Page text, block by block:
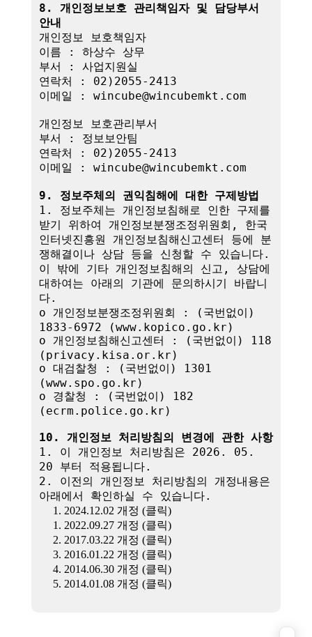
8. 개인정보보호 관리책임자 및 담당부서
안내
개인정보 보호책임자
이름 : 하상수 상무
부서 : 사업지원실
연락처 : 02)2055-2413
이메일 : wincube@wincubemkt.com
개인정보 보호관리부서
부서 : 정보보안팀
연락처 : 02)2055-2413
이메일 : wincube@wincubemkt.com
9. 정보주체의 권익침해에 대한 구제방법
1. 정보주체는 개인정보침해로 인한 구제를
받기 위하여 개인정보분쟁조정위원회, 한국
인터넷진흥원 개인정보침해신고센터 등에 분
쟁해결이나 상담 등을 신청할 수 있습니다.
이 밖에 기타 개인정보침해의 신고, 상담에
대하여는 아래의 기관에 문의하시기 바랍니
다.
o 개인정보분쟁조정위원회 : (국번없이)
1833-6972 (www.kopico.go.kr)
o 개인정보침해신고센터 : (국번없이) 118
(privacy.kisa.or.kr)
o 대검찰청 : (국번없이) 1301
(www.spo.go.kr)
o 경찰청 : (국번없이) 182
(ecrm.police.go.kr)
10. 개인정보 처리방침의 변경에 관한 사항
1. 이 개인정보 처리방침은 2026. 05.
20 부터 적용됩니다.
2. 이전의 개인정보 처리방침의 개정내용은
아래에서 확인하실 수 있습니다.
1. 2024.12.02 개정 (클릭)
1. 2022.09.27 개정 (클릭)
2. 2017.03.22 개정 (클릭)
3. 2016.01.22 개정 (클릭)
4. 2014.06.30 개정 (클릭)
5. 2014.01.08 개정 (클릭)